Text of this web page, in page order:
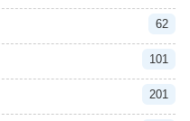
62
101
201